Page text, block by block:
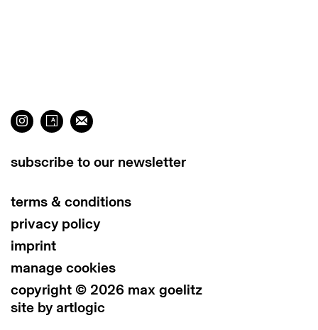
subscribe to our newsletter
terms & conditions
privacy policy
imprint
manage cookies
copyright © 2026 max goelitz
site by artlogic